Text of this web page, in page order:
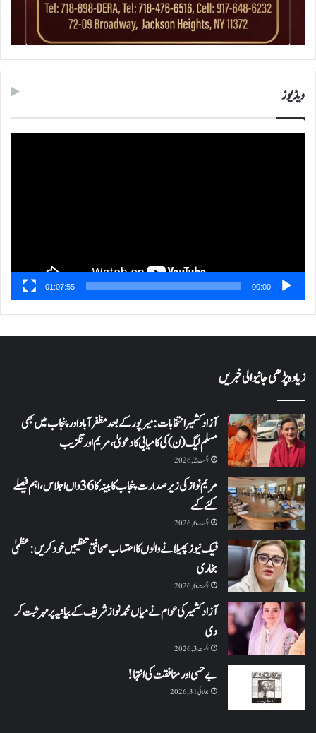
ویڈیوز
00:00
01:07:55
زیادہ پڑھی جانیوالی خبریں
آزاد کشمیر انتخابات: میرپور کے بعد مظفرآباد اور پنجاب میں بھی
مسلم لیگ (ن) کی کامیابی کا دعویٰ، مریم اورنگزیب
اگست 2, 2026
مریم نواز کی زیر صدارت پنجاب کابینہ کا 36واں اجلاس،اہم فیصلے
کئے گئے
اگست 6, 2026
فیک نیوز پھیلانے والوں کا احتساب صحافتی تنظیمیں خود کریں: عظمیٰ
بخاری
اگست 6, 2026
آزاد کشمیر کی عوام نے میاں محمد نواز شریف کے بیانیہ پر مہر ثبت کر
دی
اگست 3, 2026
بے حسی اور منافقت کی انتہا !
جولائی 31, 2026